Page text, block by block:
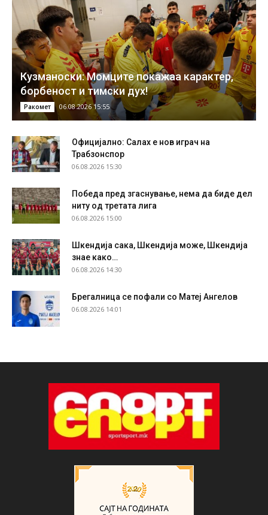
Кузманоски: Момците покажаа карактер,
борбеност и тимски дух!
Ракомет 06.08.2026 15:55
Официјално: Салах е нов играч на
Трабзонспор
06.08.2026 15:30
Победа пред згаснување, нема да биде дел
ниту од третата лига
06.08.2026 15:00
Шкендија сака, Шкендија може, Шкендија
знае како…
06.08.2026 14:30
Брегалница се пофали со Матеј Ангелов
06.08.2026 14:01